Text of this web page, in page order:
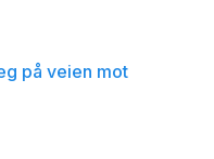
på veien mot